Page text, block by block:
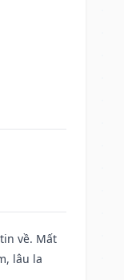
về. Mất
lâu la